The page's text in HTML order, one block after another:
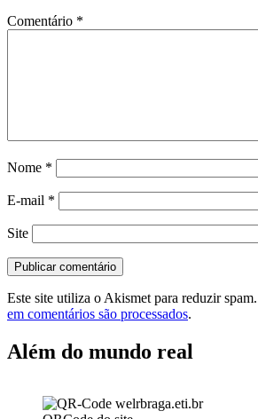
Comentário *
Nome *
E-mail *
Site
Este site utiliza o Akismet para reduzir spam.
em comentários são processados.
Além do mundo real